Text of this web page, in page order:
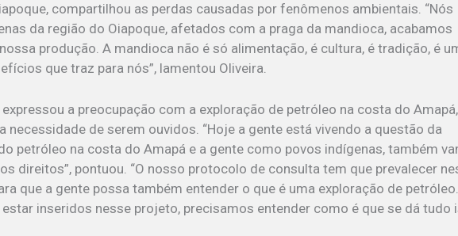
compartilhou as perdas causadas por fenômenos ambientais. “Nós
da região do Oiapoque, afetados com a praga da mandioca, acabamos
produção. A mandioca não é só alimentação, é cultura, é tradição, é
que traz para nós”, lamentou Oliveira.
a preocupação com a exploração de petróleo na costa do Amapá,
necessidade de serem ouvidos. “Hoje a gente está vivendo a questão da
petróleo na costa do Amapá e a gente como povos indígenas, também
direitos”, pontuou. “O nosso protocolo de consulta tem que prevalecer
que a gente possa também entender o que é uma exploração de
inseridos nesse projeto, precisamos entender como é que se dá tudo